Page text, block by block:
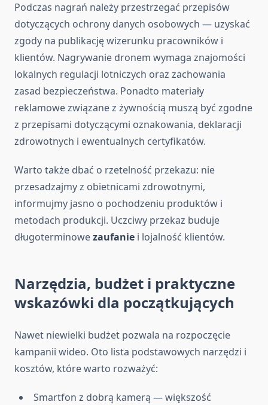
Podczas nagrań należy przestrzegać przepisów
dotyczących ochrony danych osobowych — uzyskać
zgody na publikację wizerunku pracowników i
klientów. Nagrywanie dronem wymaga znajomości
lokalnych regulacji lotniczych oraz zachowania
zasad bezpieczeństwa. Ponadto materiały
reklamowe związane z żywnością muszą być zgodne
z przepisami dotyczącymi oznakowania, deklaracji
zdrowotnych i ewentualnych certyfikatów.
Warto także dbać o rzetelność przekazu: nie
przesadzajmy z obietnicami zdrowotnymi,
informujmy jasno o pochodzeniu produktów i
metodach produkcji. Uczciwy przekaz buduje
długoterminowezaufanie i lojalność klientów.
Narzędzia, budżet i praktyczne
wskazówki dla początkujących
Nawet niewielki budżet pozwala na rozpoczęcie
kampanii wideo. Oto lista podstawowych narzędzi i
kosztów, które warto rozważyć:
Smartfon z dobrą kamerą — większość